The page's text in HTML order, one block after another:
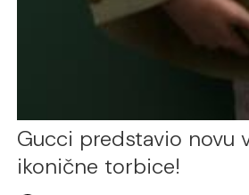
Gucci predstavio novu
ikonične torbice!